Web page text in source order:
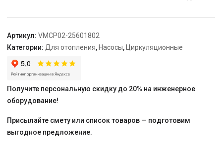
с
гайками
Артикул: VMCP02-25601802
Категории: Для отопления, Насосы, Циркуляционные
Получите персональную скидку до 20% на инженерное
оборудование!
Присылайте смету или список товаров — подготовим
выгодное предложение.